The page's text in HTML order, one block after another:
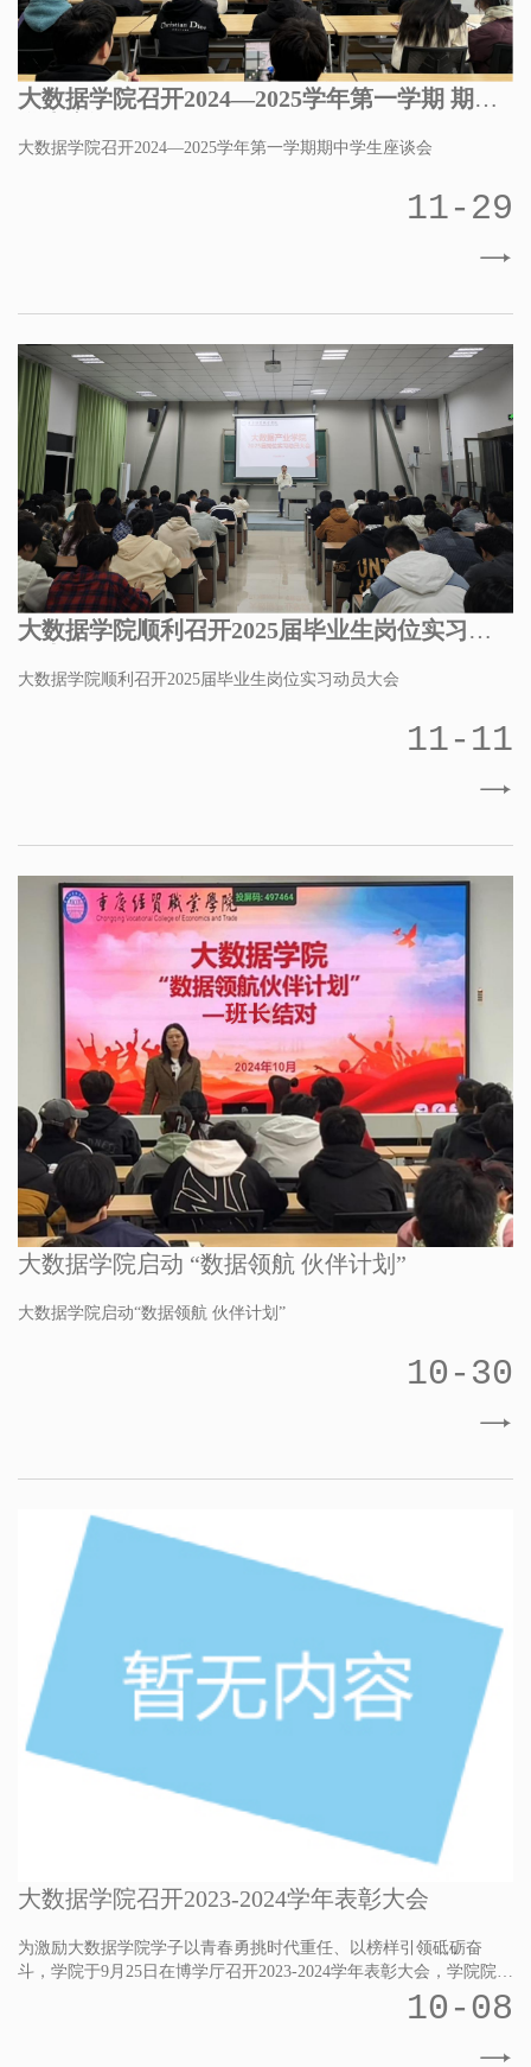
大数据学院召开2024—2025学年第一学期 期中
大数据学院召开2024—2025学年第一学期期中学生座谈会
11-29
大数据学院顺利召开2025届毕业生岗位实习动
大数据学院顺利召开2025届毕业生岗位实习动员大会
11-11
大数据学院启动 “数据领航 伙伴计划”
大数据学院启动“数据领航 伙伴计划”
10-30
大数据学院召开2023-2024学年表彰大会
为激励大数据学院学子以青春勇挑时代重任、以榜样引领砥砺奋
斗，学院于9月25日在博学厅召开2023-2024学年表彰大会，学院院长
王敏、党支部书记张琼丹、中软国际大数据产业学院负责人赵雷、
全体教职工、获奖学生、在校学生代表以及学生干部代表参加了大
10-08